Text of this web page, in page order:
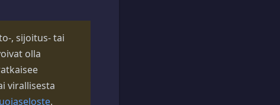
, sijoitus- tai
olla
virallisesta
.